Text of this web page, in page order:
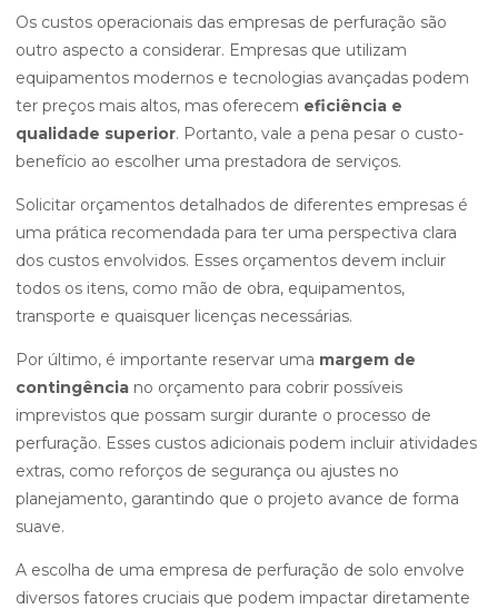
Os custos operacionais das empresas de perfuração são
outro aspecto a considerar. Empresas que utilizam
equipamentos modernos e tecnologias avançadas podem
ter preços mais altos, mas oferecem eficiência e
qualidade superior. Portanto, vale a pena pesar o custo-
benefício ao escolher uma prestadora de serviços.
Solicitar orçamentos detalhados de diferentes empresas é
uma prática recomendada para ter uma perspectiva clara
dos custos envolvidos. Esses orçamentos devem incluir
todos os itens, como mão de obra, equipamentos,
transporte e quaisquer licenças necessárias.
Por último, é importante reservar uma margem de
contingência no orçamento para cobrir possíveis
imprevistos que possam surgir durante o processo de
perfuração. Esses custos adicionais podem incluir atividades
extras, como reforços de segurança ou ajustes no
planejamento, garantindo que o projeto avance de forma
suave.
A escolha de uma empresa de perfuração de solo envolve
diversos fatores cruciais que podem impactar diretamente